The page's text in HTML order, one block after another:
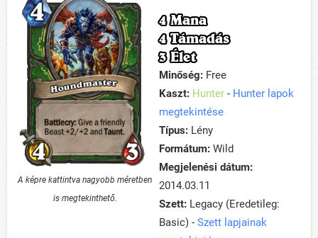
A képre kattintva nagyobb méretben
is megtekinthető.
4 Mana
4 Támadás
3 Élet
Minőség: Free
Kaszt: Hunter - Hunter lapok
megtekintése
Típus: Lény
Formátum: Wild
Megjelenési dátum:
2014.03.11
Szett: Legacy (Eredetileg:
Basic) - Szett lapjainak